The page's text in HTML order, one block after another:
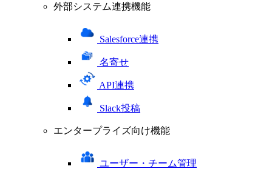
外部システム連携機能
Salesforce連携
名寄せ
API連携
Slack投稿
エンタープライズ向け機能
ユーザー・チーム管理